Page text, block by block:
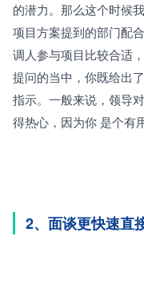
的潜力。那么这个时候
项目方案提到的部门配
调人参与项目比较合适
提问的当中，你既给出
指示。一般来说，领导
得热心，因为你 是个有
2、面谈更快速直